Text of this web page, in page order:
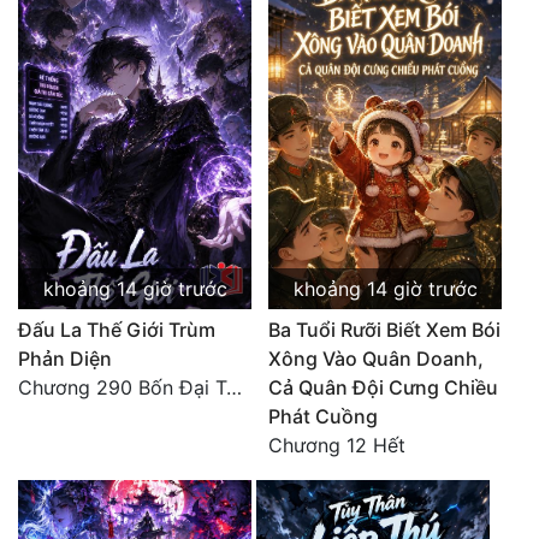
Tu Chân
Tu Tiên
Tội Phạm
Vô Địch
Võ Hiệp
Võng Du
Xuyên Không
Xuyên Nhanh
Điền Văn
khoảng 14 giờ trước
Đấu La Thế Giới Trùm
Phản Diện
Chương 290 Bốn Đại Tông Môn Đơn Thuộc Tính Vô Cùng Thê Lương
khoảng 14 giờ trước
Ba Tuổi Rưỡi Biết Xem Bói
Xông Vào Quân Doanh,
Cả Quân Đội Cưng Chiều
Phát Cuồng
Chương 12 Hết